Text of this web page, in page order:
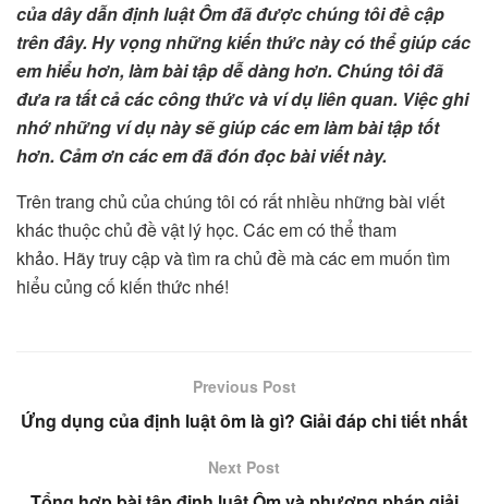
của dây dẫn định luật Ôm đã được chúng tôi đề cập
trên đây. Hy vọng những kiến thức này có thể giúp các
em hiểu hơn, làm bài tập dễ dàng hơn. Chúng tôi đã
đưa ra tất cả các công thức và ví dụ liên quan. Việc ghi
nhớ những ví dụ này sẽ giúp các em làm bài tập tốt
hơn. Cảm ơn các em đã đón đọc bài viết này.
Trên trang chủ của chúng tôi có rất nhiều những bài viết
khác thuộc chủ đề vật lý học. Các em có thể tham
khảo. Hãy truy cập và tìm ra chủ đề mà các em muốn tìm
hiểu củng cố kiến thức nhé!
Previous Post
Ứng dụng của định luật ôm là gì? Giải đáp chi tiết nhất
Next Post